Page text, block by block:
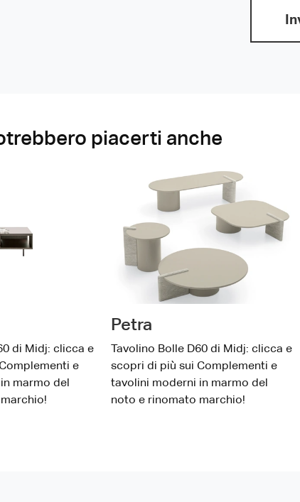
piacerti anche
di Midj: clicca e
e
marmo del
Petra
Tavolino Bolle D60 di Midj: clicca e
scopri di più sui Complementi e
tavolini moderni in marmo del
noto e rinomato marchio!